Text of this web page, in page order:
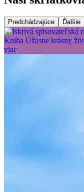
Predchádzajúce Ďalšie